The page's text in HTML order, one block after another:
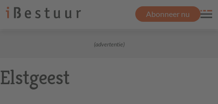
Abonneer nu
(advertentie)
Elstgeest